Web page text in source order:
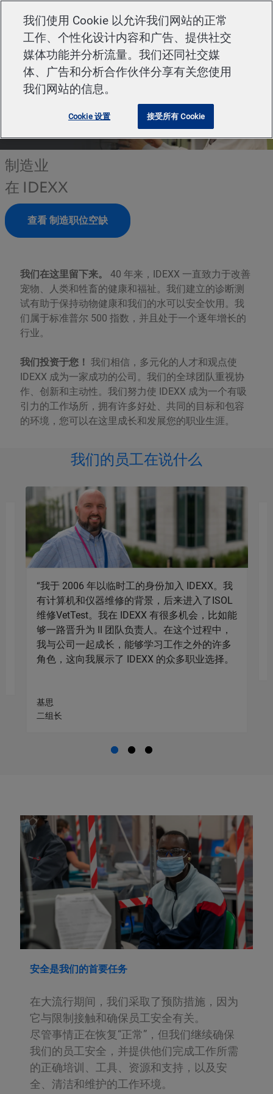
制造业
在 IDEXX
查看 制造职位空缺
我们在这里留下来。 40 年来，IDEXX 一直致力于改善
宠物、人类和牲畜的健康和福祉。我们建立的诊断测
试有助于保持动物健康和我们的水可以安全饮用。我
们属于标准普尔 500 指数，并且处于一个逐年增长的
行业。
我们投资于您！ 我们相信，多元化的人才和观点使
IDEXX 成为一家成功的公司。我们的全球团队重视协
作、创新和主动性。我们努力使 IDEXX 成为一个有吸
引力的工作场所，拥有许多好处、共同的目标和包容
的环境，您可以在这里成长和发展您的职业生涯。
我们的员工在说什么
“我于 2006 年以临时工的身份加入 IDEXX。我
有计算机和仪器维修的背景，后来进入了ISOL
维修VetTest。我在 IDEXX 有很多机会，比如能
够一路晋升为 II 团队负责人。在这个过程中，
我与公司一起成长，能够学习工作之外的许多
角色，这向我展示了 IDEXX 的众多职业选择。
基思
二组长
安全是我们的首要任务
在大流行期间，我们采取了预防措施，因为
它与限制接触和确保员工安全有关。
尽管事情正在恢复“正常”，但我们继续确保
我们的员工安全，并提供他们完成工作所需
的正确培训、工具、资源和支持，以及安
全、清洁和维护的工作环境。
我们使用 Cookie 以允许我们网站的正常
工作、个性化设计内容和广告、提供社交
媒体功能并分析流量。我们还同社交媒
体、广告和分析合作伙伴分享有关您使用
我们网站的信息。
Cookie 设置 接受所有 Cookie